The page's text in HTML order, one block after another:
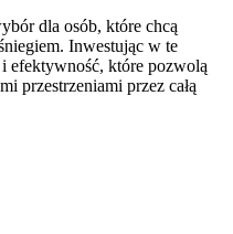
dla osób, które chcą
Inwestując w te
efektywność, które pozwolą
przestrzeniami przez całą